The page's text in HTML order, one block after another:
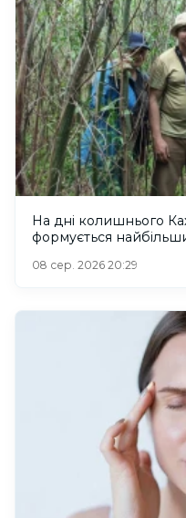
На дні колишнього
формується
08 сер. 2026 20:29